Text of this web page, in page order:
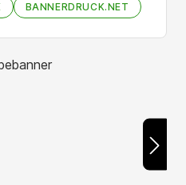
BANNERDRUCK.NET